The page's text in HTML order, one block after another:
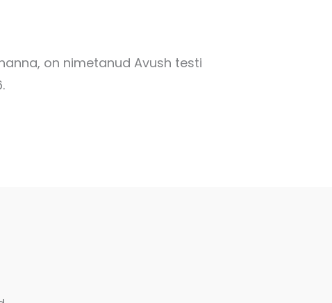
on nimetanud Avush testi